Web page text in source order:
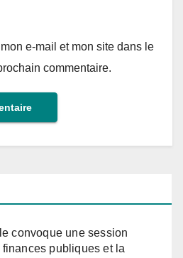
e-mail et mon site dans le
commentaire.
convoque une session
publiques et la